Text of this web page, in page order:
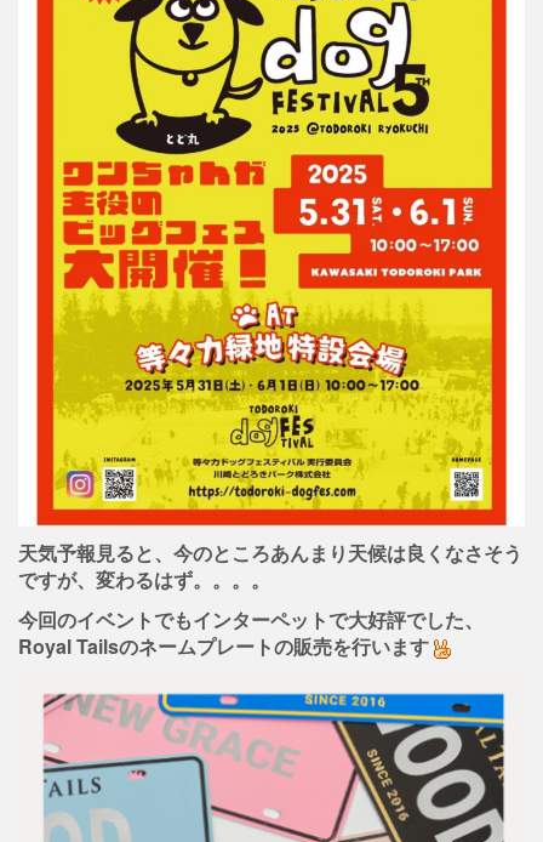
天気予報見ると、今のところあんまり天候は良くなさそう
ですが、変わるはず。。。。
今回のイベントでもインターペットで大好評でした、
Royal Tailsのネームプレートの販売を行います